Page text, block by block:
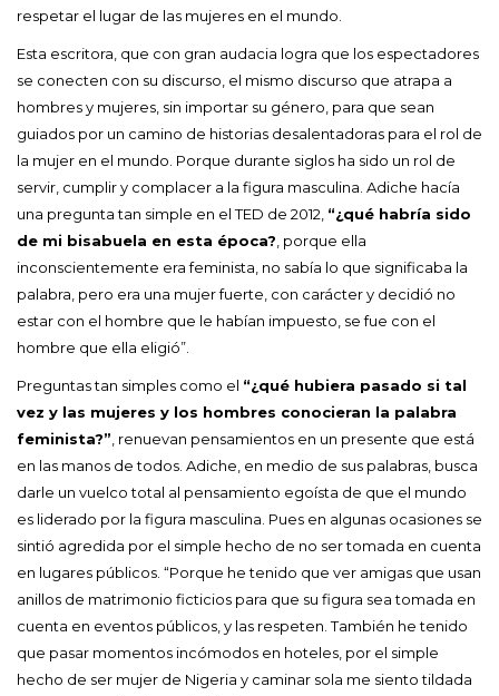
respetar el lugar de las mujeres en el mundo.
Esta escritora, que con gran audacia logra que los espectadores
se conecten con su discurso, el mismo discurso que atrapa a
hombres y mujeres, sin importar su género, para que sean
guiados por un camino de historias desalentadoras para el rol de
la mujer en el mundo. Porque durante siglos ha sido un rol de
servir, cumplir y complacer a la figura masculina. Adiche hacía
una pregunta tan simple en el TED de 2012, “¿qué habría sido
de mi bisabuela en esta época?, porque ella
inconscientemente era feminista, no sabía lo que significaba la
palabra, pero era una mujer fuerte, con carácter y decidió no
estar con el hombre que le habían impuesto, se fue con el
hombre que ella eligió”.
Preguntas tan simples como el “¿qué hubiera pasado si tal
vez y las mujeres y los hombres conocieran la palabra
feminista?”, renuevan pensamientos en un presente que está
en las manos de todos. Adiche, en medio de sus palabras, busca
darle un vuelco total al pensamiento egoísta de que el mundo
es liderado por la figura masculina. Pues en algunas ocasiones se
sintió agredida por el simple hecho de no ser tomada en cuenta
en lugares públicos. “Porque he tenido que ver amigas que usan
anillos de matrimonio ficticios para que su figura sea tomada en
cuenta en eventos públicos, y las respeten. También he tenido
que pasar momentos incómodos en hoteles, por el simple
hecho de ser mujer de Nigeria y caminar sola me siento tildada